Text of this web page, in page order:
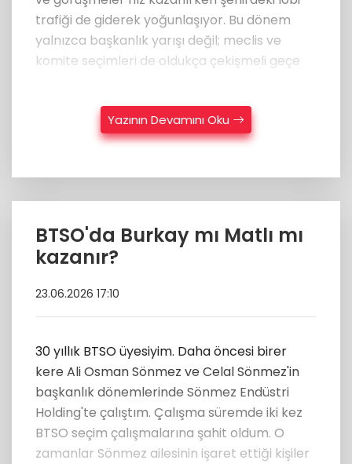
trafiği de giderek yoğunlaşıyor. Bu dönem
yalnızca başkanlık yarışı değil; meclis ve
komite seçimleri de oldukça çekişmeli geçe
Yazının Devamını Oku
BTSO'da Burkay mı Matlı mı
kazanır?
23.06.2026 17:10
30 yıllık BTSO üyesiyim. Daha öncesi birer
kere Ali Osman Sönmez ve Celal Sönmez'in
başkanlık dönemlerinde Sönmez Endüstri
Holding'te çalıştım. Çalışma süremde iki kez
BTSO seçim çalışmalarına şahit oldum. O
zamanlar Sönmez ailesinin işaret ettiği kişiler